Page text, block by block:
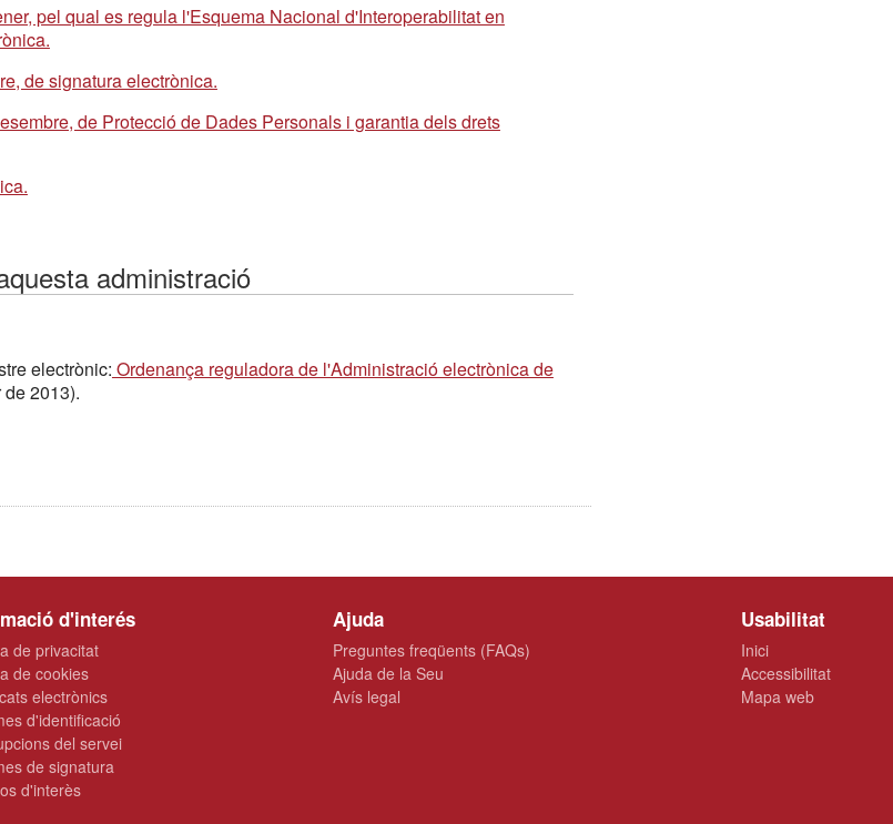
pel qual es regula l'Esquema Nacional d'Interoperabilitat en
de signatura electrònica.
de Protecció de Dades Personals i garantia dels drets
administració
electrònic: Ordenança reguladora de l'Administració electrònica de
2013).
d'interés
de privacitat
de cookies
electrònics
d'identificació
del servei
de signatura
d'interès
Ajuda
Preguntes freqüents (FAQs)
Ajuda de la Seu
Avís legal
Usabilitat
Inici
Accessibilitat
Mapa web